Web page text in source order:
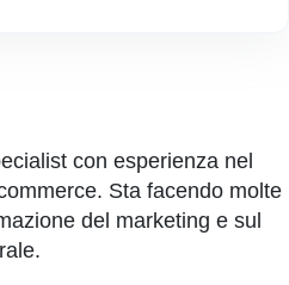
con esperienza nel
Sta facendo molte
del marketing e sul